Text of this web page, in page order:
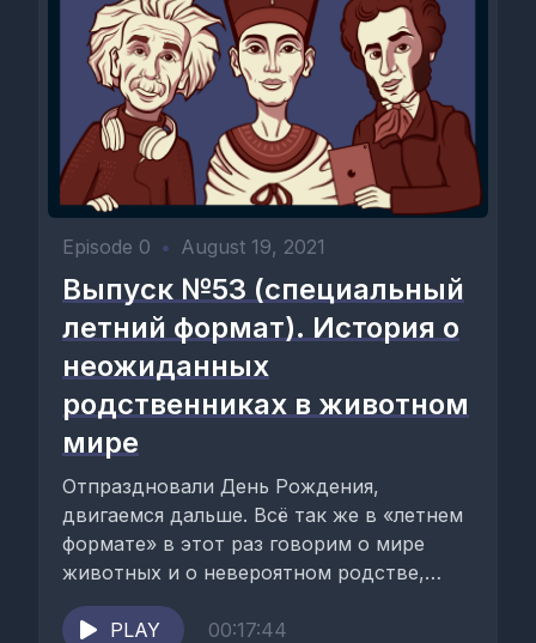
Episode 0 • August 19, 2021
Выпуск №53 (специальный
летний формат). История о
неожиданных
родственниках в животном
мире
Отпраздновали День Рождения,
двигаемся дальше. Всё так же в «летнем
формате» в этот раз говорим о мире
животных и о невероятном родстве,
казалось бы,...
PLAY
00:17:44